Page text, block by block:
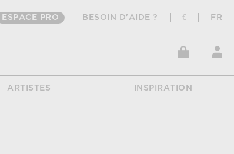
ESPACE PRO BESOIN D'AIDE ? € FR
ARTISTES INSPIRATION